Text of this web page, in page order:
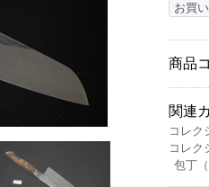
お買
商品
関連
コレク
コレク
包丁